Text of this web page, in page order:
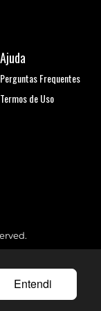
Entendi
Ajuda
Perguntas Frequentes
Termos de Uso